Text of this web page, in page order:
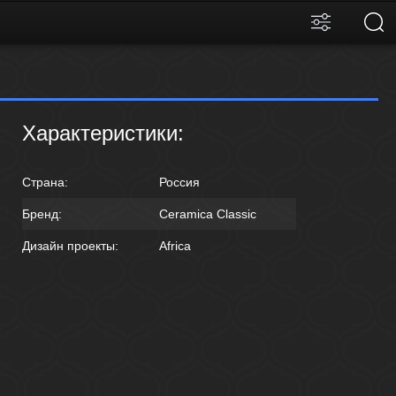
Характеристики:
Страна: Россия
Бренд: Ceramica Classic
Дизайн проекты: Africa